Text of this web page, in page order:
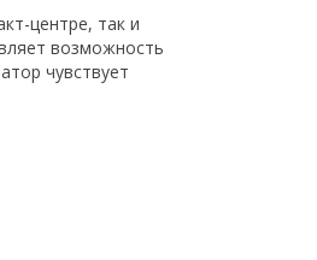
центре, так и
возможность
чувствует